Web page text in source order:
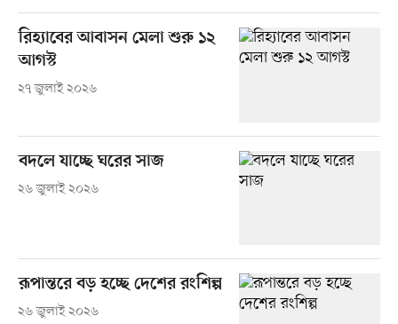
রিহ্যাবের আবাসন মেলা শুরু ১২
আগস্ট
২৭ জুলাই ২০২৬
বদলে যাচ্ছে ঘরের সাজ
২৬ জুলাই ২০২৬
রূপান্তরে বড় হচ্ছে দেশের রংশিল্প
২৬ জুলাই ২০২৬